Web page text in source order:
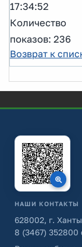
17:34:52
Количество
показов: 236
Возврат к
НАШИ КОНТАКТЫ
628002, г.
8 (3467) 352800